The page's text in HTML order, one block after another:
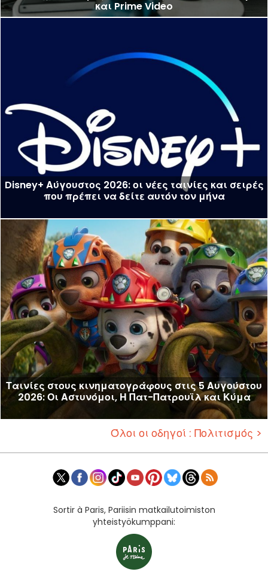
και Prime Video
Disney+ Αύγουστος 2026: οι νέες ταινίες και σειρές
που πρέπει να δείτε αυτόν τον μήνα
Ταινίες στους κινηματογράφους στις 5 Αυγούστου
2026: Οι Αστυνόμοι, Η Πατ-Πατρουϊλ και Κύμα
Όλοι οι οδηγοί : Πολιτισμός >
Sortir à Paris, Pariisin matkailutoimiston
yhteistyökumppani: